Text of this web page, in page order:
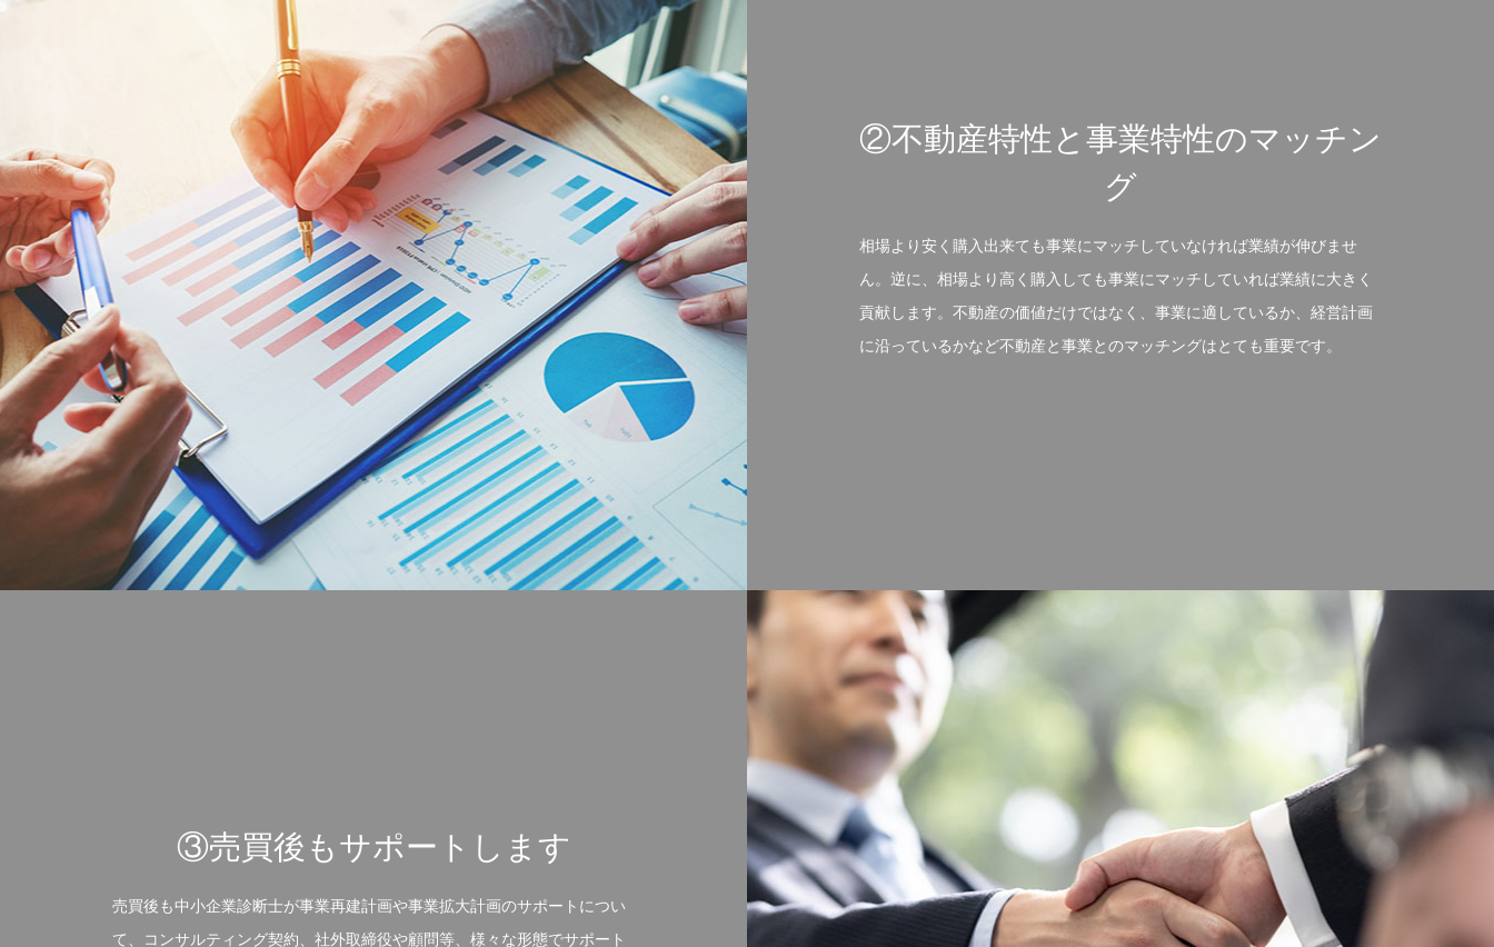
②不動産特性と事業特性のマッチン
グ
相場より安く購入出来ても事業にマッチしていなければ業績が伸びませ
ん。逆に、相場より高く購入しても事業にマッチしていれば業績に大きく
貢献します。不動産の価値だけではなく、事業に適しているか、経営計画
に沿っているかなど不動産と事業とのマッチングはとても重要です。
③売買後もサポートします
売買後も中小企業診断士が事業再建計画や事業拡大計画のサポートについ
て、コンサルティング契約、社外取締役や顧問等、様々な形態でサポート